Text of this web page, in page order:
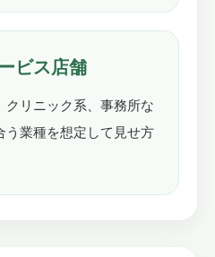
ビス店舗
クリニック系、事務所な
う業種を想定して見せ方